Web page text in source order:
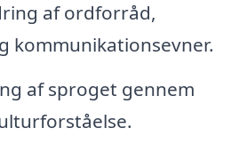
af ordforråd,
kommunikationsevner.
af sproget gennem